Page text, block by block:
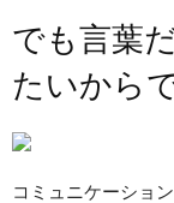
でも言葉
たいから
コミュニケーショ